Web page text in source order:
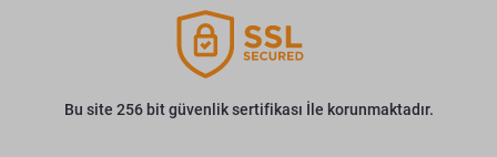
Bu site 256 bit güvenlik sertifikası İle korunmaktadır.